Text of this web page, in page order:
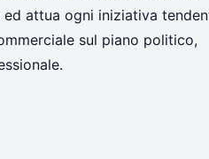
ed attua ogni iniziativa
sul piano politico,